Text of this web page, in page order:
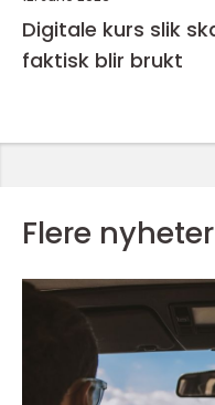
Digitale kurs slik skaper du læring som
faktisk blir brukt
Flere nyheter